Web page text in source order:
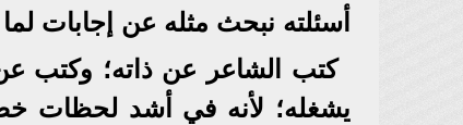
أسئلته نبحث مثله عن إجابات
كتب الشاعر عن ذاته؛ وكتب
يشغله؛ لأنه في أشد لحظات